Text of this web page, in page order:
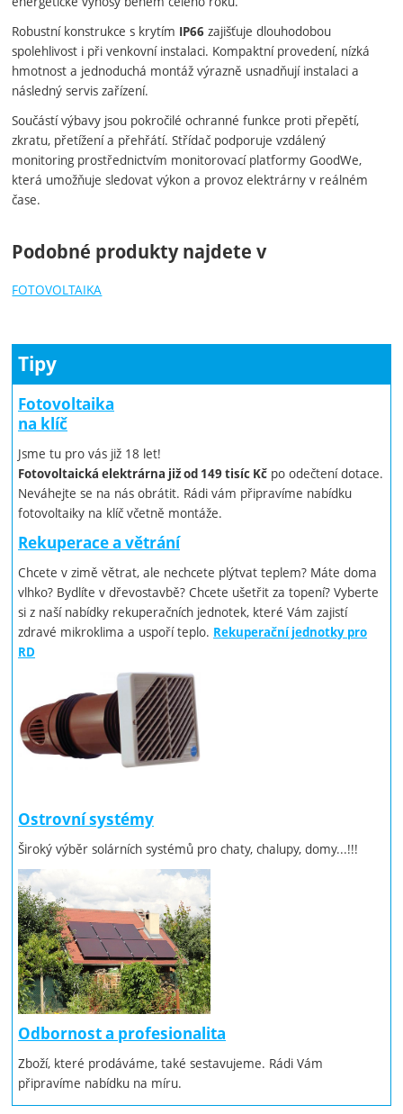
Robustní konstrukce s krytím IP66 zajišťuje dlouhodobou
spolehlivost i při venkovní instalaci. Kompaktní provedení, nízká
hmotnost a jednoduchá montáž výrazně usnadňují instalaci a
následný servis zařízení.
Součástí výbavy jsou pokročilé ochranné funkce proti přepětí,
zkratu, přetížení a přehřátí. Střídač podporuje vzdálený
monitoring prostřednictvím monitorovací platformy GoodWe,
která umožňuje sledovat výkon a provoz elektrárny v reálném
čase.
Podobné produkty najdete v
FOTOVOLTAIKA
Tipy
Fotovoltaika
na klíč
Jsme tu pro vás již 18 let!
Fotovoltaická elektrárna již od 149 tisíc Kč po odečtení dotace.
Neváhejte se na nás obrátit. Rádi vám připravíme nabídku
fotovoltaiky na klíč včetně montáže.
Rekuperace a větrání
Chcete v zimě větrat, ale nechcete plýtvat teplem? Máte doma
vlhko? Bydlíte v dřevostavbě? Chcete ušetřit za topení? Vyberte
si z naší nabídky rekuperačních jednotek, které Vám zajistí
zdravé mikroklima a uspoří teplo. Rekuperační jednotky pro
RD
Ostrovní systémy
Široký výběr solárních systémů pro chaty, chalupy, domy...!!!
Odbornost a profesionalita
Zboží, které prodáváme, také sestavujeme. Rádi Vám
připravíme nabídku na míru.